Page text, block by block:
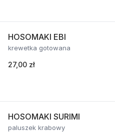
HOSOMAKI EBI
krewetka gotowana
27,00 zł
HOSOMAKI SURIMI
paluszek krabowy